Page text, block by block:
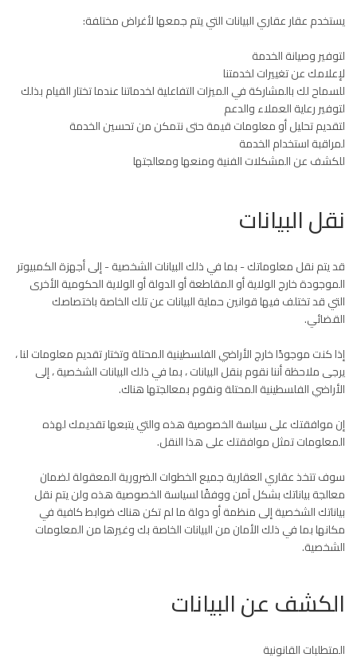
يستخدم عقار عقاري البيانات التي يتم جمعها لأغراض مختلفة:
لتوفير وصيانة الخدمة
لإعلامك عن تغييرات لخدمتنا
للسماح لك بالمشاركة في الميزات التفاعلية لخدماتنا عندما تختار القيام بذلك
لتوفير رعاية العملاء والدعم
لتقديم تحليل أو معلومات قيمة حتى نتمكن من تحسين الخدمة
لمراقبة استخدام الخدمة
للكشف عن المشكلات الفنية ومنعها ومعالجتها
نقل البيانات
قد يتم نقل معلوماتك - بما في ذلك البيانات الشخصية - إلى أجهزة الكمبيوتر
الموجودة خارج الولاية أو المقاطعة أو الدولة أو الولاية الحكومية الأخرى
التي قد تختلف فيها قوانين حماية البيانات عن تلك الخاصة باختصاصك
القضائي.
إذا كنت موجودًا خارج الأراضي الفلسطينية المحتلة وتختار تقديم معلومات لنا ،
يرجى ملاحظة أننا نقوم بنقل البيانات ، بما في ذلك البيانات الشخصية ، إلى
الأراضي الفلسطينية المحتلة ونقوم بمعالجتها هناك.
إن موافقتك على سياسة الخصوصية هذه والتي يتبعها تقديمك لهذه
المعلومات تمثل موافقتك على هذا النقل.
سوف تتخذ عقاري العقارية جميع الخطوات الضرورية المعقولة لضمان
معالجة بياناتك بشكل آمن ووفقًا لسياسة الخصوصية هذه ولن يتم نقل
بياناتك الشخصية إلى منظمة أو دولة ما لم تكن هناك ضوابط كافية في
مكانها بما في ذلك الأمان من البيانات الخاصة بك وغيرها من المعلومات
الشخصية.
الكشف عن البيانات
المتطلبات القانونية